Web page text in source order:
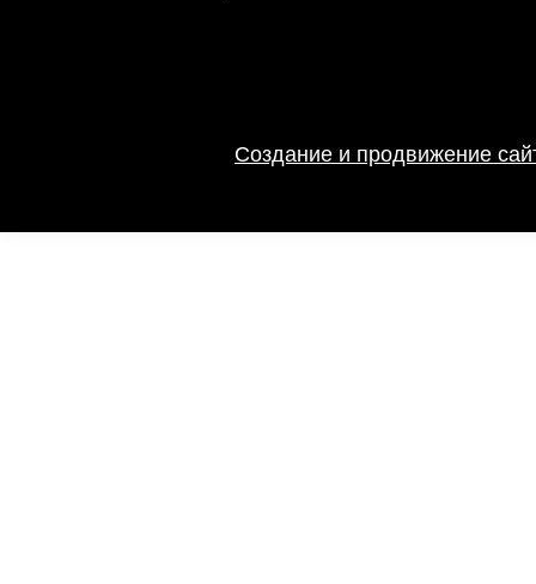
Создание и продвижение